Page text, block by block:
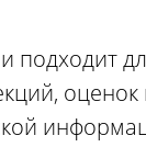
подходит